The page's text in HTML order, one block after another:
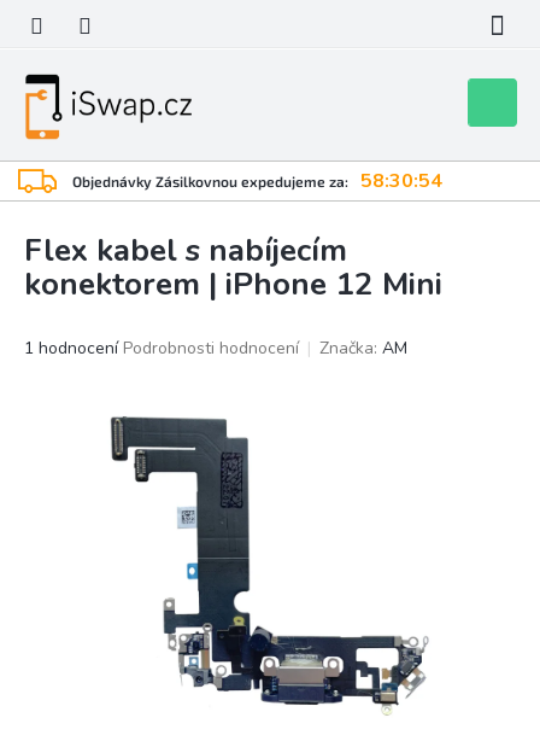
obsah
Objednávky Zásilkovnou expedujeme za: 58:30:53
košík
Flex kabel s nabíjecím
konektorem | iPhone 12 Mini
Průměrné
1 hodnocení Podrobnosti hodnocení Značka: AM